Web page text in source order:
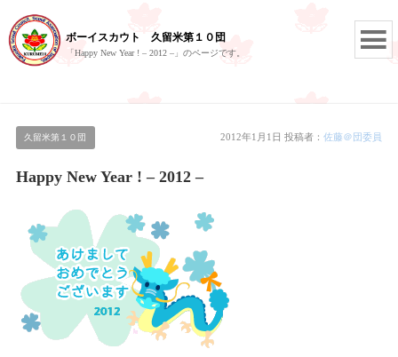
ボーイスカウト 久留米第１０団
「Happy New Year ! – 2012 –」のページです。
久留米第１０団 2012年1月1日 投稿者：佐藤＠団委員
Happy New Year ! – 2012 –